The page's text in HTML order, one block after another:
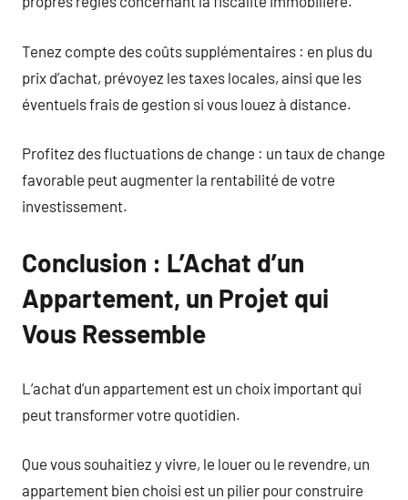
Tenez compte des coûts supplémentaires : en plus du
prix d’achat, prévoyez les taxes locales, ainsi que les
éventuels frais de gestion si vous louez à distance.
Profitez des fluctuations de change : un taux de change
favorable peut augmenter la rentabilité de votre
investissement.
Conclusion : L’Achat d’un
Appartement, un Projet qui
Vous Ressemble
L’achat d’un appartement est un choix important qui
peut transformer votre quotidien.
Que vous souhaitiez y vivre, le louer ou le revendre, un
appartement bien choisi est un pilier pour construire